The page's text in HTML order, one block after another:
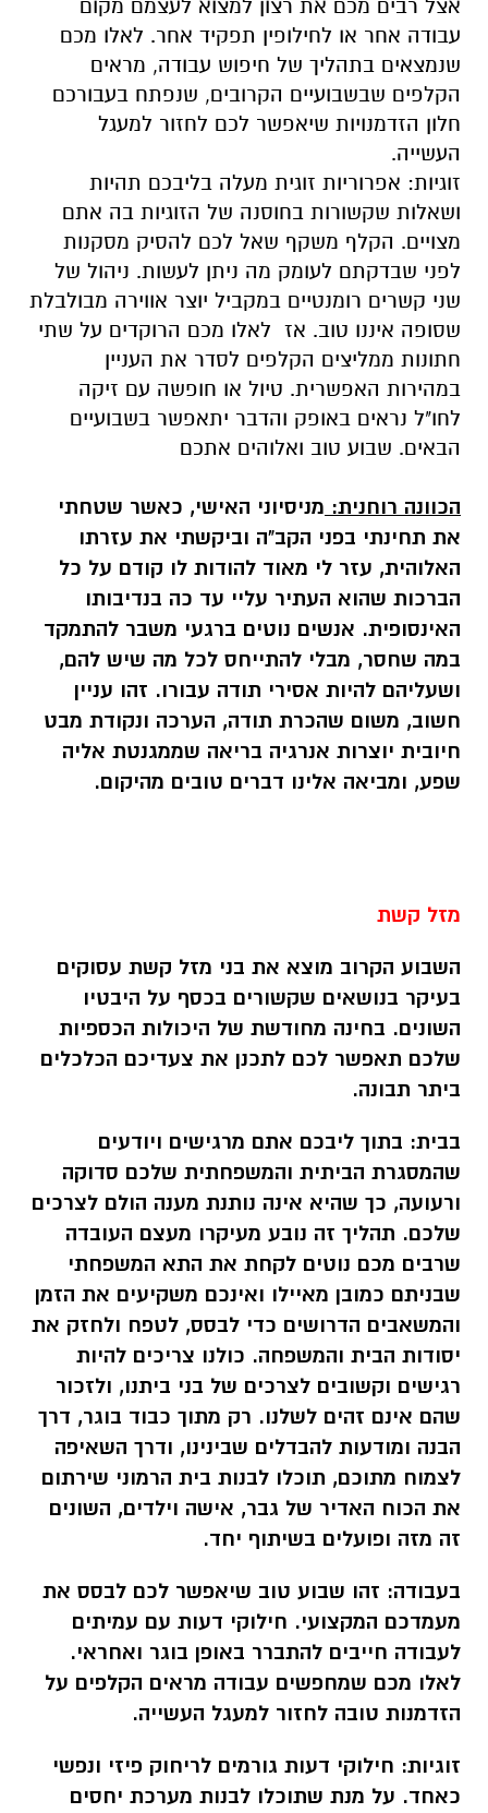
אצל רבים מכם את רצון למצוא לעצמם מקום
עבודה אחר או לחילופין תפקיד אחר. לאלו מכם
שנמצאים בתהליך של חיפוש עבודה, מראים
הקלפים שבשבועיים הקרובים, שנפתח בעבורכם
חלון הזדמנויות שיאפשר לכם לחזור למעגל
העשייה.
זוגיות: אפרוריות זוגית מעלה בליבכם תהיות
ושאלות שקשורות בחוסנה של הזוגיות בה אתם
מצויים. הקלף משקף שאל לכם להסיק מסקנות
לפני שבדקתם לעומק מה ניתן לעשות. ניהול של
שני קשרים רומנטיים במקביל יוצר אווירה מבולבלת
שסופה איננו טוב. אז לאלו מכם הרוקדים על שתי
חתונות ממליצים הקלפים לסדר את העניין
במהירות האפשרית. טיול או חופשה עם זיקה
לחו"ל נראים באופק והדבר יתאפשר בשבועיים
הבאים. שבוע טוב ואלוהים אתכם
הכוונה רוחנית: מניסיוני האישי, כאשר שטחתי
את תחינתי בפני הקב"ה וביקשתי את עזרתו
האלוהית, עזר לי מאוד להודות לו קודם על כל
הברכות שהוא העתיר עליי עד כה בנדיבותו
האינסופית. אנשים נוטים ברגעי משבר להתמקד
במה שחסר, מבלי להתייחס לכל מה שיש להם,
ושעליהם להיות אסירי תודה עבורו. זהו עניין
חשוב, משום שהכרת תודה, הערכה ונקודת מבט
חיובית יוצרות אנרגיה בריאה שממגנטת אליה
שפע, ומביאה אלינו דברים טובים מהיקום.
מזל קשת
השבוע הקרוב מוצא את בני מזל קשת עסוקים
בעיקר בנושאים שקשורים בכסף על היבטיו
השונים. בחינה מחודשת של היכולות הכספיות
שלכם תאפשר לכם לתכנן את צעדיכם הכלכלים
ביתר תבונה.
בבית: בתוך ליבכם אתם מרגישים ויודעים
שהמסגרת הביתית והמשפחתית שלכם סדוקה
ורעועה, כך שהיא אינה נותנת מענה הולם לצרכים
שלכם. תהליך זה נובע מעיקרו מעצם העובדה
שרבים מכם נוטים לקחת את התא המשפחתי
שבניתם כמובן מאיילו ואינכם משקיעים את הזמן
והמשאבים הדרושים כדי לבסס, לטפח ולחזק את
יסודות הבית והמשפחה. כולנו צריכים להיות
רגישים וקשובים לצרכים של בני ביתנו, ולזכור
שהם אינם זהים לשלנו. רק מתוך כבוד בוגר, דרך
הבנה ומודעות להבדלים שבינינו, ודרך השאיפה
לצמוח מתוכם, תוכלו לבנות בית הרמוני שירתום
את הכוח האדיר של גבר, אישה וילדים, השונים
זה מזה ופועלים בשיתוף יחד.
בעבודה: זהו שבוע טוב שיאפשר לכם לבסס את
מעמדכם המקצועי. חילוקי דעות עם עמיתים
לעבודה חייבים להתברר באופן בוגר ואחראי.
לאלו מכם שמחפשים עבודה מראים הקלפים על
הזדמנות טובה לחזור למעגל העשייה.
זוגיות: חילוקי דעות גורמים לריחוק פיזי ונפשי
כאחד. על מנת שתוכלו לבנות מערכת יחסים